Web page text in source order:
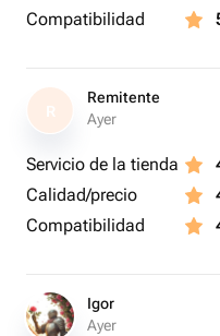
Compatibilidad
R
Remitente
Ayer
Servicio de la tienda
Calidad/precio
Compatibilidad
Igor
Ayer